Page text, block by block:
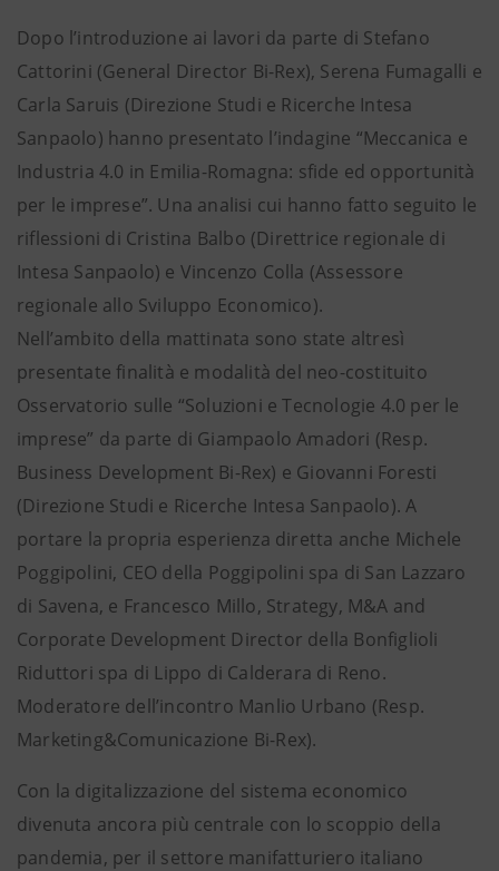
Dopo l’introduzione ai lavori da parte di Stefano
Cattorini (General Director Bi-Rex), Serena Fumagalli e
Carla Saruis (Direzione Studi e Ricerche Intesa
Sanpaolo) hanno presentato l’indagine “Meccanica e
Industria 4.0 in Emilia-Romagna: sfide ed opportunità
per le imprese”. Una analisi cui hanno fatto seguito le
riflessioni di Cristina Balbo (Direttrice regionale di
Intesa Sanpaolo) e Vincenzo Colla (Assessore
regionale allo Sviluppo Economico).
Nell’ambito della mattinata sono state altresì
presentate finalità e modalità del neo-costituito
Osservatorio sulle “Soluzioni e Tecnologie 4.0 per le
imprese” da parte di Giampaolo Amadori (Resp.
Business Development Bi-Rex) e Giovanni Foresti
(Direzione Studi e Ricerche Intesa Sanpaolo). A
portare la propria esperienza diretta anche Michele
Poggipolini, CEO della Poggipolini spa di San Lazzaro
di Savena, e Francesco Millo, Strategy, M&A and
Corporate Development Director della Bonfiglioli
Riduttori spa di Lippo di Calderara di Reno.
Moderatore dell’incontro Manlio Urbano (Resp.
Marketing&Comunicazione Bi-Rex).
Con la digitalizzazione del sistema economico
divenuta ancora più centrale con lo scoppio della
pandemia, per il settore manifatturiero italiano